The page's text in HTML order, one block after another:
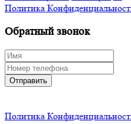
Политика
Обратный звонок
Отправить
Политика